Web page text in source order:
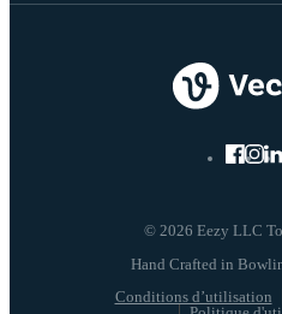
© 2026 Eezy LLC
Conditions d’utilisation